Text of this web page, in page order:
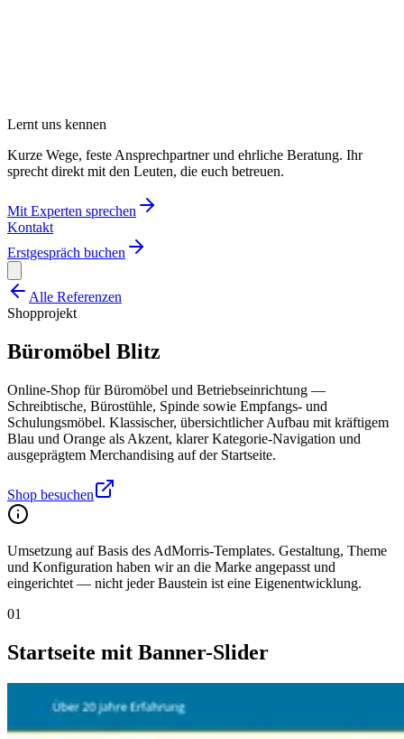
Lernt uns kennen
Kurze Wege, feste Ansprechpartner und ehrliche Beratung. Ihr
sprecht direkt mit den Leuten, die euch betreuen.
Mit Experten sprechen
Kontakt
Erstgespräch buchen
Alle Referenzen
Shopprojekt
Büromöbel Blitz
Online-Shop für Büromöbel und Betriebseinrichtung —
Schreibtische, Bürostühle, Spinde sowie Empfangs- und
Schulungsmöbel. Klassischer, übersichtlicher Aufbau mit kräftigem
Blau und Orange als Akzent, klarer Kategorie-Navigation und
ausgeprägtem Merchandising auf der Startseite.
Shop besuchen
Umsetzung auf Basis des AdMorris-Templates. Gestaltung, Theme
und Konfiguration haben wir an die Marke angepasst und
eingerichtet — nicht jeder Baustein ist eine Eigenentwicklung.
01
Startseite mit Banner-Slider